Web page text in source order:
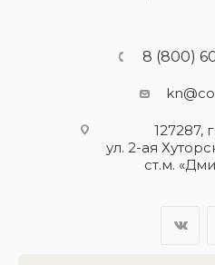
8 (800)
127287,
ул. 2-ая
ст.м.